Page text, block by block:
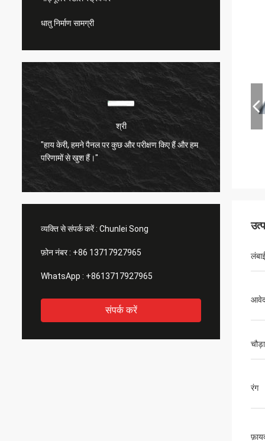
धातु निर्माण सामग्री
श्री
"हाय केरी, हमने पैनल पर कुछ और परीक्षण किए हैं और हम
परिणामों से खुश हैं।"
व्यक्ति से संपर्क करें : Chunlei Song
फ़ोन नंबर : +86 13717927965
WhatsApp : +8613717927965
संपर्क करें
रंग